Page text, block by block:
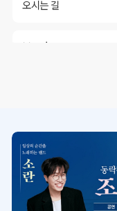
오시는 길
보도자료
대구·경북
행정 통합